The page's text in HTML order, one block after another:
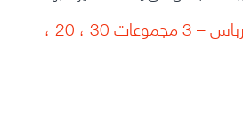
التمرين 5 – تمرين الترباس – 3 مجموعات 30 ، 20 ،